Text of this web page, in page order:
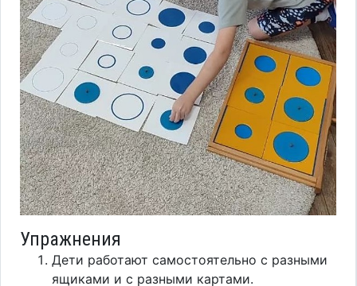
Упражнения
Дети работают самостоятельно с разными
ящиками и с разными картами.